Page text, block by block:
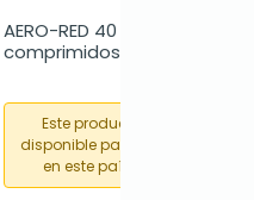
AERO-RED 40 mg, 100
comprimidos
Este producto no está
disponible para su compra
en este país o región.